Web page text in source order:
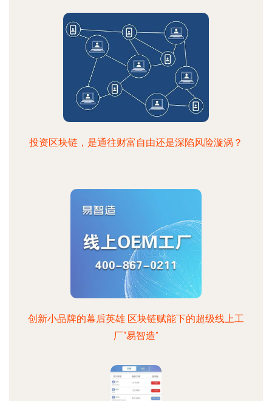
投资区块链，是通往财富自由还是深陷风险漩涡？
创新小品牌的幕后英雄 区块链赋能下的超级线上工
厂“易智造”